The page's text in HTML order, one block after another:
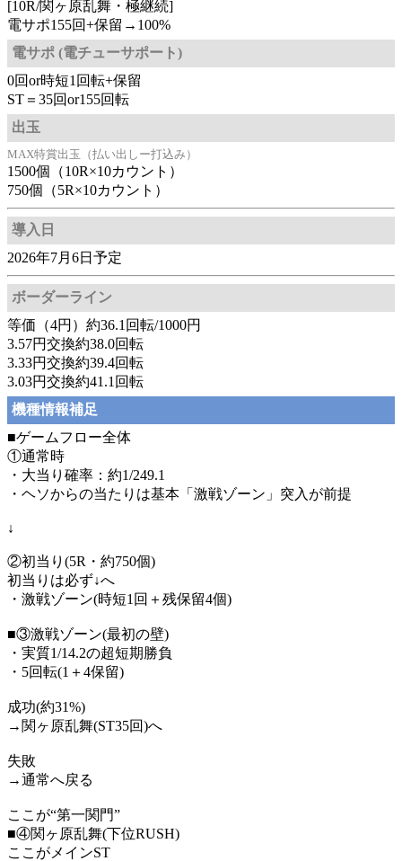
[10R/関ヶ原乱舞・極継続]
電サポ155回+保留→100%
電サポ (電チューサポート)
0回or時短1回転+保留
ST＝35回or155回転
出玉
MAX特賞出玉（払い出しー打込み）
1500個（10R×10カウント）
750個（5R×10カウント）
導入日
2026年7月6日予定
ボーダーライン
等価（4円）約36.1回転/1000円
3.57円交換約38.0回転
3.33円交換約39.4回転
3.03円交換約41.1回転
機種情報補足
■ゲームフロー全体
①通常時
・大当り確率：約1/249.1
・ヘソからの当たりは基本「激戦ゾーン」突入が前提
↓
②初当り(5R・約750個)
初当りは必ず↓へ
・激戦ゾーン(時短1回＋残保留4個)
■③激戦ゾーン(最初の壁)
・実質1/14.2の超短期勝負
・5回転(1＋4保留)
成功(約31%)
→関ヶ原乱舞(ST35回)へ
失敗
→通常へ戻る
ここが“第一関門”
■④関ヶ原乱舞(下位RUSH)
ここがメインST